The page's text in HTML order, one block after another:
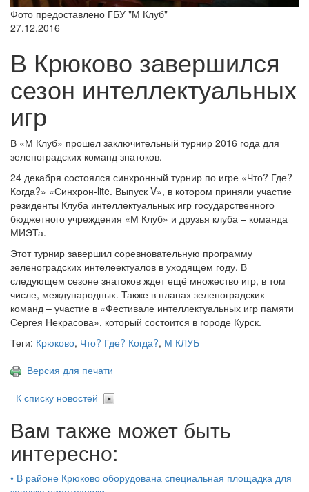
Фото предоставлено ГБУ "М Клуб"
27.12.2016
В Крюково завершился
сезон интеллектуальных
игр
В «М Клуб» прошел заключительный турнир 2016 года для
зеленоградских команд знатоков.
24 декабря состоялся синхронный турнир по игре «Что? Где?
Когда?» «Синхрон-lite. Выпуск V», в котором приняли участие
резиденты Клуба интеллектуальных игр государственного
бюджетного учреждения «М Клуб» и друзья клуба – команда
МИЭТа.
Этот турнир завершил соревновательную программу
зеленоградских интелеектуалов в уходящем году. В
следующем сезоне знатоков ждет ещё множество игр, в том
числе, международных. Также в планах зеленоградских
команд – участие в «Фестивале интеллектуальных игр памяти
Сергея Некрасова», который состоится в городе Курск.
Теги: Крюково, Что? Где? Когда?, М КЛУБ
Версия для печати
К списку новостей
Вам также может быть
интересно:
• В районе Крюково оборудована специальная площадка для